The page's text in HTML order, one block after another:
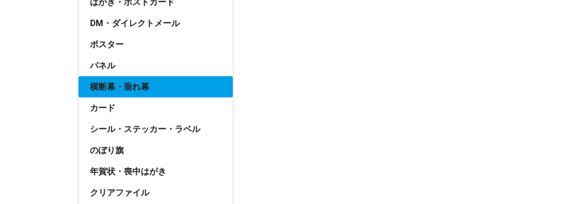
DM・ダイレクトメール
ポスター
パネル
横断幕・垂れ幕
カード
シール・ステッカー・ラベル
のぼり旗
年賀状・喪中はがき
クリアファイル